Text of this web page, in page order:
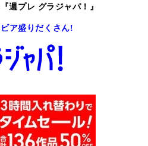
週プレ グラジャパ！』
ア盛りだくさん!